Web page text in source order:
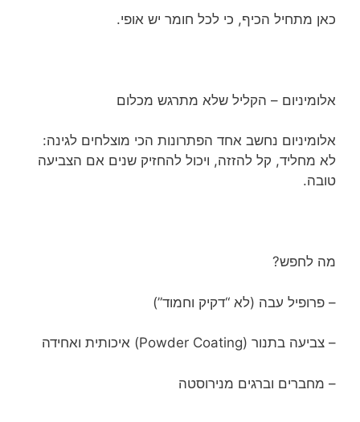
כאן מתחיל הכיף, כי לכל חומר יש אופי.
אלומיניום – הקליל שלא מתרגש מכלום
אלומיניום נחשב אחד הפתרונות הכי מוצלחים לגינה:
לא מחליד, קל להזזה, ויכול להחזיק שנים אם הצביעה
טובה.
מה לחפש?
– פרופיל עבה (לא “דקיק וחמוד”)
– צביעה בתנור (Powder Coating) איכותית ואחידה
– מחברים וברגים מנירוסטה